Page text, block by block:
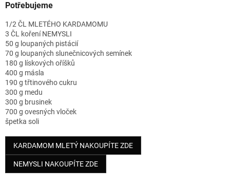
Potřebujeme
1/2 ČL MLETÉHO KARDAMOMU
3 ČL koření NEMYSLI
50 g loupaných pistácií
70 g loupaných slunečnicových semínek
180 g lískových oříšků
400 g másla
190 g třtinového cukru
300 g medu
300 g brusinek
700 g ovesných vloček
špetka soli
KARDAMOM MLETÝ NAKOUPÍTE ZDE
NEMYSLI NAKOUPÍTE ZDE